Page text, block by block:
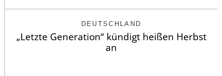
DEUTSCHLAND
„Letzte Generation“ kündigt heißen Herbst
an